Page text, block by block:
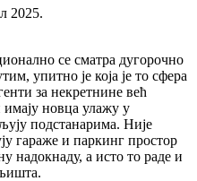
2025.
се сматра дугорочно
упитно је која је то сфера
за некретнине већ
имају новца улажу у
подстанарима. Није
гараже и паркинг простор
надокнаду, а исто то раде и